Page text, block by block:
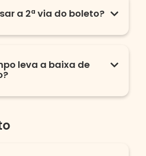
a 2ª via do boleto?
leva a baixa de